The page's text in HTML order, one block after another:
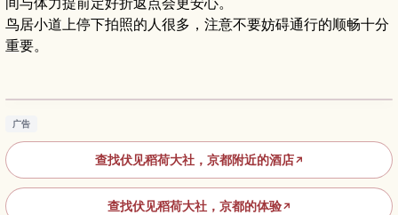
鸟居小道上停下拍照的人很多，注意不要妨碍通行的顺畅十分
重要。
京都伏见稻荷大社：千本鸟居、稻荷山登顶与参
广告
查找伏见稻荷大社，京都附近的酒店↗
查找伏见稻荷大社，京都的体验↗